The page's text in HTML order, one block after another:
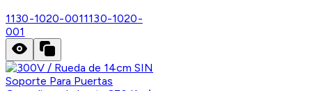
1130-1020-0011130-1020-
001